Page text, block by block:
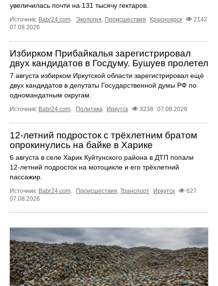
увеличилась почти на 131 тысячу гектаров.
Источник: Babr24.com. Экология, Происшествия Красноярск
2142
07.08.2026
Избирком Прибайкалья зарегистрировал
двух кандидатов в Госдуму. Бушуев пролетел
7 августа избирком Иркутской области зарегистрировал ещё
двух кандидатов в депутаты Государственной думы РФ по
одномандатным округам.
Источник: Babr24.com. Политика Иркутск 3238 07.08.2026
12‑летний подросток с трёхлетним братом
опрокинулись на байке в Харике
6 августа в селе Харик Куйтунского района в ДТП попали
12‑летний подросток на мотоцикле и его трёхлетний
пассажир.
Источник: Babr24.com. Происшествия, Транспорт Иркутск
627
07.08.2026